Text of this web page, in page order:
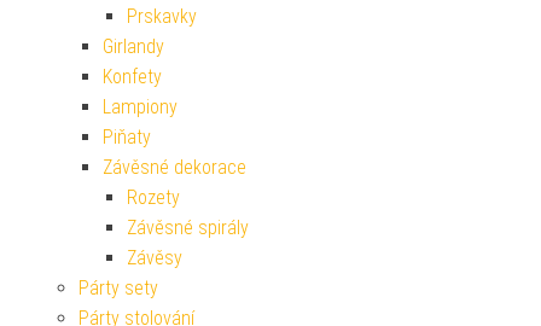
Prskavky
Girlandy
Konfety
Lampiony
Piňaty
Závěsné dekorace
Rozety
Závěsné spirály
Závěsy
Párty sety
Párty stolování